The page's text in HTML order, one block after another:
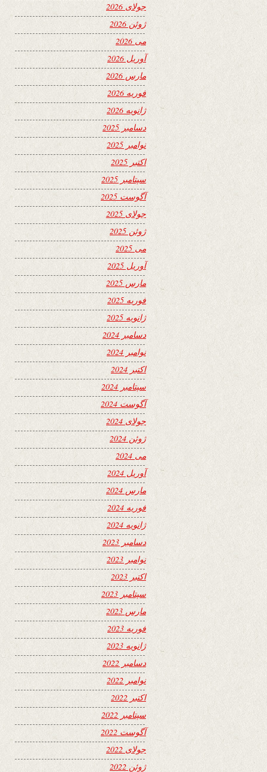
جولای 2026
ژوئن 2026
می 2026
آوریل 2026
مارس 2026
فوریه 2026
ژانویه 2026
دسامبر 2025
نوامبر 2025
اکتبر 2025
سپتامبر 2025
آگوست 2025
جولای 2025
ژوئن 2025
می 2025
آوریل 2025
مارس 2025
فوریه 2025
ژانویه 2025
دسامبر 2024
نوامبر 2024
اکتبر 2024
سپتامبر 2024
آگوست 2024
جولای 2024
ژوئن 2024
می 2024
آوریل 2024
مارس 2024
فوریه 2024
ژانویه 2024
دسامبر 2023
نوامبر 2023
اکتبر 2023
سپتامبر 2023
مارس 2023
فوریه 2023
ژانویه 2023
دسامبر 2022
نوامبر 2022
اکتبر 2022
سپتامبر 2022
آگوست 2022
جولای 2022
ژوئن 2022